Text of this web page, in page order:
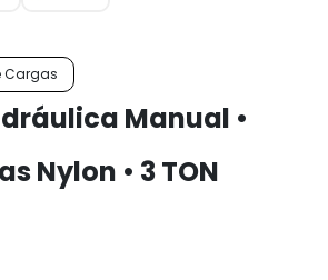
Cargas
Manual •
Nylon • 3 TON